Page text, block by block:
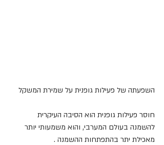
השפעתה של פעילות גופנית על שמירת המשקל
חוסר פעילות גופנית הוא הסיבה העיקרית
להשמנה בעולם המערבי, והוא משמעותי יותר
מאכילת יתר בהתפתחות ההשמנה .